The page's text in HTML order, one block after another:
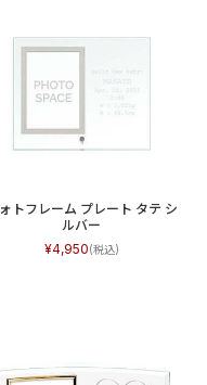
トフレーム プレート タテ シ
ルバー
4,950